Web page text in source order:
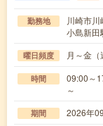
勤務地
川崎市川
小島新田
曜日頻度 月～金
時間
09:00～
～
期間 2026年